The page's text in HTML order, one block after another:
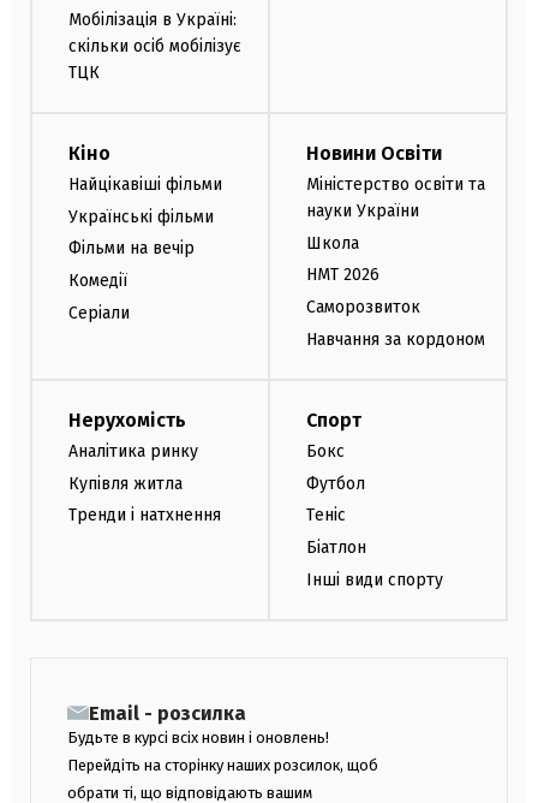
Мобілізація в Україні:
скільки осіб мобілізує
ТЦК
Кіно
Найцікавіші фільми
Українські фільми
Фільми на вечір
Комедії
Серіали
Новини Освіти
Міністерство освіти та
науки України
Школа
НМТ 2026
Саморозвиток
Навчання за кордоном
Нерухомість
Аналітика ринку
Купівля житла
Тренди і натхнення
Спорт
Бокс
Футбол
Теніс
Біатлон
Інші види спорту
Email - розсилка
Будьте в курсі всіх новин і оновлень!
Перейдіть на сторінку наших розсилок, щоб
обрати ті, що відповідають вашим